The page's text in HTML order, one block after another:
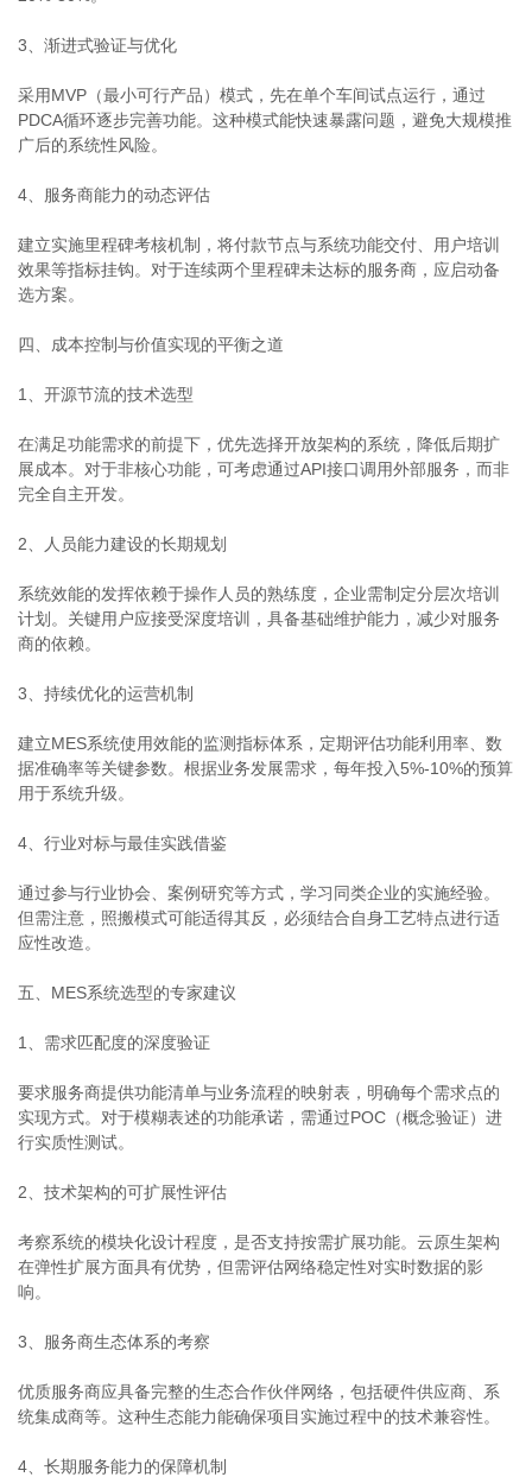
3、渐进式验证与优化
采用MVP（最小可行产品）模式，先在单个车间试点运行，通过
PDCA循环逐步完善功能。这种模式能快速暴露问题，避免大规模推
广后的系统性风险。
4、服务商能力的动态评估
建立实施里程碑考核机制，将付款节点与系统功能交付、用户培训
效果等指标挂钩。对于连续两个里程碑未达标的服务商，应启动备
选方案。
四、成本控制与价值实现的平衡之道
1、开源节流的技术选型
在满足功能需求的前提下，优先选择开放架构的系统，降低后期扩
展成本。对于非核心功能，可考虑通过API接口调用外部服务，而非
完全自主开发。
2、人员能力建设的长期规划
系统效能的发挥依赖于操作人员的熟练度，企业需制定分层次培训
计划。关键用户应接受深度培训，具备基础维护能力，减少对服务
商的依赖。
3、持续优化的运营机制
建立MES系统使用效能的监测指标体系，定期评估功能利用率、数
据准确率等关键参数。根据业务发展需求，每年投入5%-10%的预算
用于系统升级。
4、行业对标与最佳实践借鉴
通过参与行业协会、案例研究等方式，学习同类企业的实施经验。
但需注意，照搬模式可能适得其反，必须结合自身工艺特点进行适
应性改造。
五、MES系统选型的专家建议
1、需求匹配度的深度验证
要求服务商提供功能清单与业务流程的映射表，明确每个需求点的
实现方式。对于模糊表述的功能承诺，需通过POC（概念验证）进
行实质性测试。
2、技术架构的可扩展性评估
考察系统的模块化设计程度，是否支持按需扩展功能。云原生架构
在弹性扩展方面具有优势，但需评估网络稳定性对实时数据的影
响。
3、服务商生态体系的考察
优质服务商应具备完整的生态合作伙伴网络，包括硬件供应商、系
统集成商等。这种生态能力能确保项目实施过程中的技术兼容性。
4、长期服务能力的保障机制